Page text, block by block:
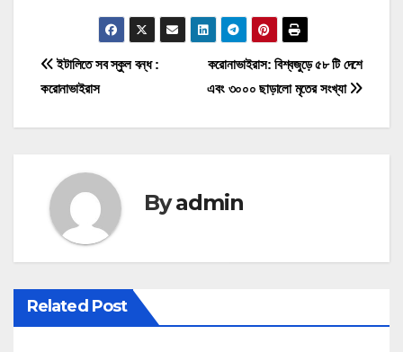
P
n
a
v
i
করোনাভাইরাস: বিশ্বজুড়ে ৫৮ টি দেশে
এবং ৩০০০ ছাড়ালো মৃতের সংখ্যা
ইটালিতে সব স্কুল বন্ধ :
করোনাভাইরাস
Byadmin
Related Post